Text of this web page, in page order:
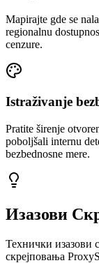
Mapirajte gde se
regionalnu
cenzure.
Istraživanje
Pratite širenje
poboljšali internu
bezbednosne mere.
Изазови
Технички изазови
скрејповања